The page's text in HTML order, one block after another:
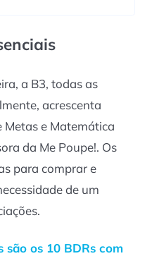
a B3, todas as
acrescenta
Metas e Matemática
da Me Poupe!. Os
para comprar e
de um
são os 10 BDRs com